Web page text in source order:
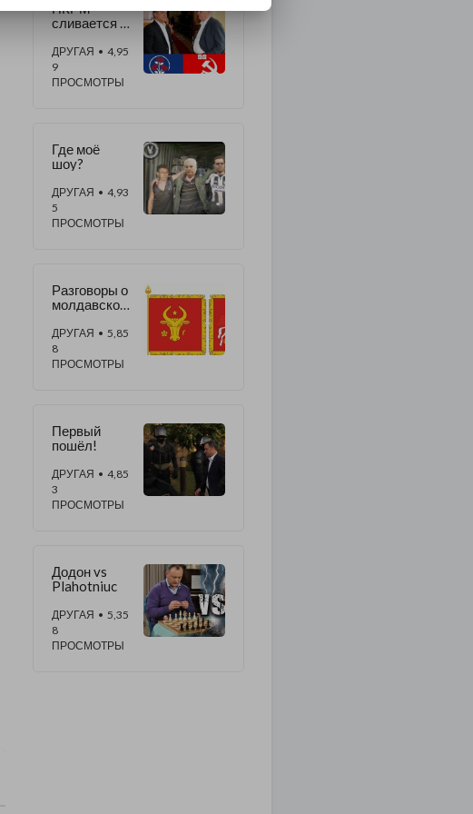
ПКРМ
сливается с
ДРУГАЯ • 4,95
9
ПРОСМОТРЫ
Где моё
шоу?
ДРУГАЯ • 4,93
5
ПРОСМОТРЫ
Разговоры о
молдавской
нности (1)
ДРУГАЯ • 5,85
8
ПРОСМОТРЫ
Первый
пошёл!
ДРУГАЯ • 4,85
3
ПРОСМОТРЫ
Додон vs
Plahotniuc
ДРУГАЯ • 5,35
8
ПРОСМОТРЫ